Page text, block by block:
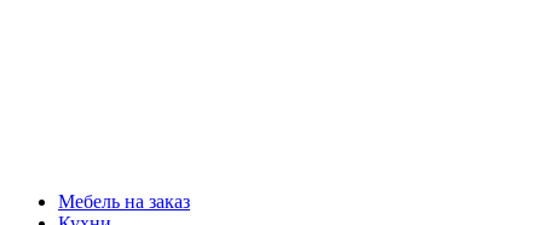
Мебель на заказ